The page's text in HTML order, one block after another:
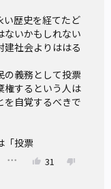
い歴史を経てたど
ないかもしれない
社会よりははる
の義務として投票
権するという人は
を自覚するべきで
「投票
31